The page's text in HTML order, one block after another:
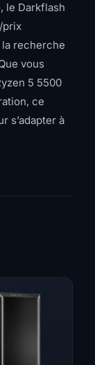
, le Darkflash
prix
recherche
vous
5 5500
ce
s’adapter à